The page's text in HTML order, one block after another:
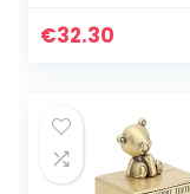
€32.30